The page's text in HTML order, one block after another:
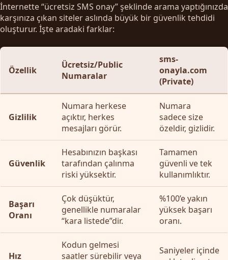
İnternette “ücretsiz SMS onay” şeklinde arama yaptığınızda
karşınıza çıkan siteler aslında büyük bir güvenlik tehdidi
oluşturur. İşte aradaki farklar:
Özellik
Ücretsiz/Public
Numaralar
sms-
onayla.com
(Private)
Gizlilik
Numara herkese
açıktır, herkes
mesajları görür.
Numara
sadece size
özeldir, gizlidir.
Güvenlik
Hesabınızın başkası
tarafından çalınma
riski yüksektir.
Tamamen
güvenli ve tek
kullanımlıktır.
Başarı
Oranı
Çok düşüktür,
genellikle numaralar
“kara listede”dir.
%100’e yakın
yüksek başarı
oranı.
Hız
Kodun gelmesi
saatler sürebilir veya
Saniyeler içinde